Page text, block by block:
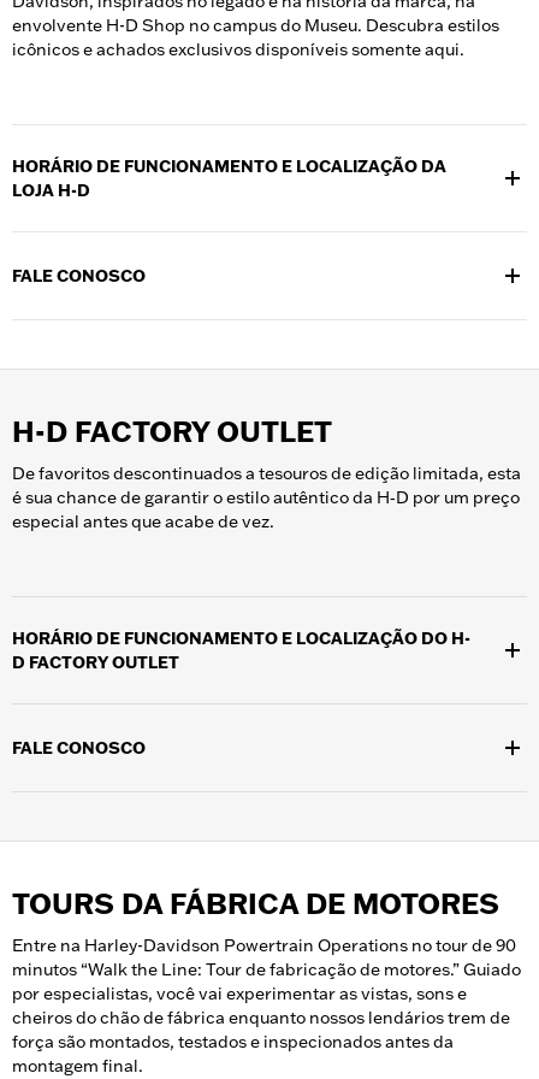
envolvente H-D Shop no campus do Museu. Descubra estilos
icônicos e achados exclusivos disponíveis somente aqui.
HORÁRIO DE FUNCIONAMENTO E LOCALIZAÇÃO DA
LOJA H-D
Localizada no campus do Museu H-D, em 400 W. Canal St.,
10h30 às 17h30.
FALE CONOSCO
Por favor, ligue para (414) 287-2770 para falar com um membro
noFacebooke noInstagrampara novidades sobre novos
H-D FACTORY OUTLET
De favoritos descontinuados a tesouros de edição limitada, esta
é sua chance de garantir o estilo autêntico da H‑D por um preço
especial antes que acabe de vez.
HORÁRIO DE FUNCIONAMENTO E LOCALIZAÇÃO DO H-
D FACTORY OUTLET
Localizada no campus do Museu H-D, em 401 W. Canal St.,
diariamente das 10h30 às 17h30.
FALE CONOSCO
Por favor, ligue para (414) 287-2770 para falar com um membro
noFacebooke noInstagrampara receber atualizações sobre
TOURS DA FÁBRICA DE MOTORES
Entre na Harley-Davidson Powertrain Operations no tour de 90
minutos “Walk the Line: Tour de fabricação de motores.” Guiado
por especialistas, você vai experimentar as vistas, sons e
cheiros do chão de fábrica enquanto nossos lendários trem de
força são montados, testados e inspecionados antes da
montagem final.